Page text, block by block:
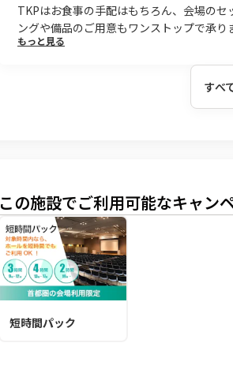
TKPはお食事の手配はもちろん、会場のセ
ングや備品のご用意もワンストップで承り
もっと見る
すべ
この施設でご利用可能なキャン
短時間パック